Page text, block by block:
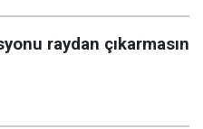
raydan çıkarmasın